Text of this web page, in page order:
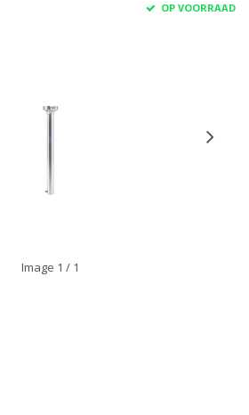
OP VOORRAAD
Image 1 / 1